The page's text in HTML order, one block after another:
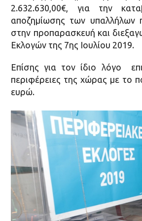
2.632.630,00€, για την
αποζημίωσης των υπαλλήλων
στην προπαρασκευή και
Εκλογών της 7ης Ιουλίου 2019.
Επίσης για τον ίδιο λόγο
περιφέρειες της χώρας με το
ευρώ.